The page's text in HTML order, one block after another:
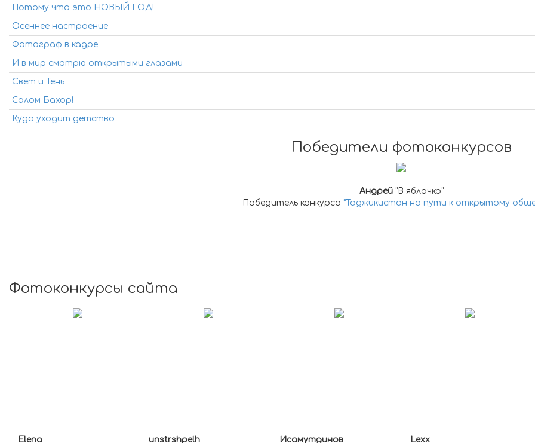
Потому что это НОВЫЙ ГОД!
Осеннее настроение
Фотограф в кадре
И в мир смотрю открытыми глазами
Свет и Тень
Салом Бахор!
Куда уходит детство
Победители фотоконкурсов
Андрей"В яблочко"
Победитель конкурса "Таджикистан на пути к открытому
Фотоконкурсы сайта
Elena
unstrshpelh
Исамутдинов
Lexx